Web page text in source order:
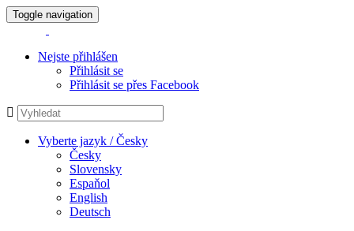
Toggle navigation
Nejste přihlášen
Přihlásit se
Přihlásit se přes Facebook
Vyberte jazyk / Česky
Česky
Slovensky
Espaňol
English
Deutsch